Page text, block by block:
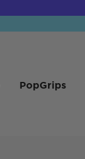
PopGrips